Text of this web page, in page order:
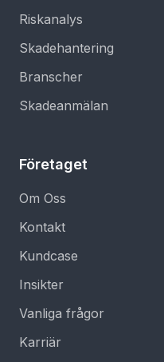
Riskanalys
Skadehantering
Branscher
Skadeanmälan
Företaget
Om Oss
Kontakt
Kundcase
Insikter
Vanliga frågor
Karriär